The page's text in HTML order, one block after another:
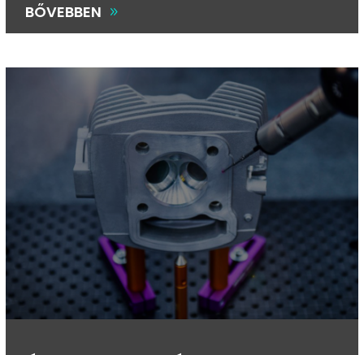
BŐVEBBEN